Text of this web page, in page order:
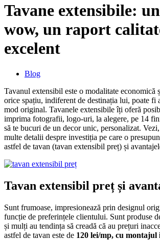
Tavane extensibile:
wow, un raport
excelent
Blog
Tavanul extensibil este o modalitate economică
orice spațiu, indiferent de destinația lui, poate fi
mod original. Tavanele extensibile îți oferă
imprima fotografii, logo-uri, la alegere, pe 14
să te bucuri de un decor unic, personalizat.
multe detalii despre investiția pe care o
astfel de tavan (tavan extensibil preț) și
Tavan extensibil preț și
Sunt frumoase, impresionează prin designul
funcție de preferințele clientului. Sunt produse
și mulți au tendința să creadă că au prețuri
astfel de tavan este de 120 lei/mp, cu montajul